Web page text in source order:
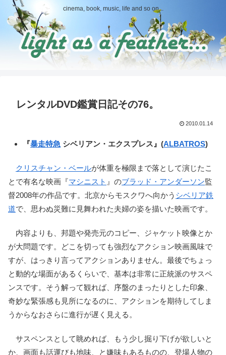
cinema, book, music, life and so on...
レンタルDVD鑑賞日記その76。
2010.01.14
『暴走特急 シベリアン・エクスプレス』(ALBATROS)
クリスチャン・ベールが体重を極限まで落として演じたこ
とで有名な映画『マシニスト 』のブラッド・アンダーソン監
督2008年の作品です。北京からモスクワへ向かう シベリア鉄
道で、思わぬ災難に見舞われた夫婦の姿を描いた映画です。
内容よりも、邦題や発売元のコピー、ジャケット映像とか
が大問題です。どこを切っても強烈なアクション映画風味で
すが、はっきり言ってアクションありません。最後でちょっ
と動的な場面があるくらいで、基本は非常に正統派のサスペ
ンスです。そう解って観れば、序盤のまったりとした印象、
奇妙な緊張感も見所になるのに、アクションを期待してしま
うからなおさらに進行が遅く見える。
サスペンスとして眺めれば、もう少し掘り下げが欲しいと
か、画面も話運びも地味、と嫌味もあるものの、登場人物の